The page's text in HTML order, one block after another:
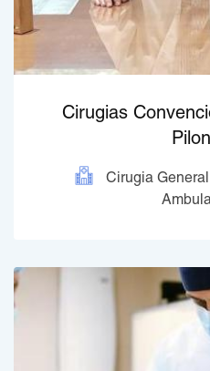
Cirugias
Cirugia